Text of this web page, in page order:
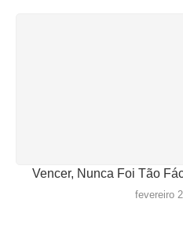
Vencer, Nunca Foi Tão
fevereiro